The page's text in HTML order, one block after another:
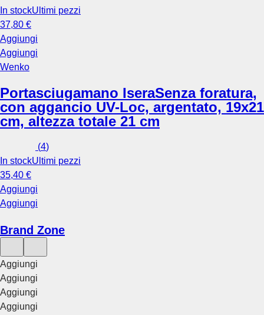
In stockUltimi pezzi
37,80 €
Aggiungi
Aggiungi
Wenko
Portasciugamano IseraSenza foratura,
con aggancio UV-Loc, argentato, 19x21
cm, altezza totale 21 cm
(4)
In stockUltimi pezzi
35,40 €
Aggiungi
Aggiungi
Brand Zone
Aggiungi
Aggiungi
Aggiungi
Aggiungi